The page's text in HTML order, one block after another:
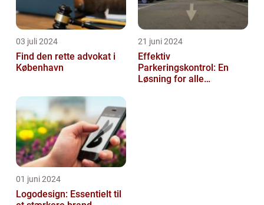
03 juli 2024
Find den rette advokat i
København
21 juni 2024
Effektiv
Parkeringskontrol: En
Løsning for alle
01 juni 2024
Logodesign: Essentielt til